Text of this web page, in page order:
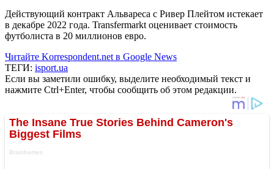
Действующий контракт Альвареса с Ривер Плейтом истекает
в декабре 2022 года. Transfermarkt оценивает стоимость
футболиста в 20 миллионов евро.
Читайте Korrespondent.net в Google News
ТЕГИ: isport.ua
Если вы заметили ошибку, выделите необходимый текст и
нажмите Ctrl+Enter, чтобы сообщить об этом редакции.